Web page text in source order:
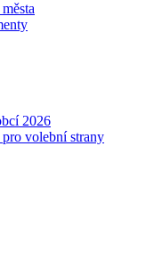
2026
volební strany